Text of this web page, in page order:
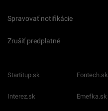
Spravovať notifikácie
Zrušiť predplatné
Startitup.sk Fontech.sk
Interez.sk Emefka.sk